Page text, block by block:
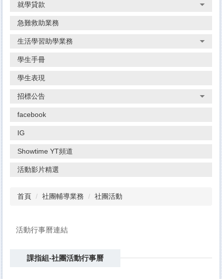
就學貸款
急難救助業務
生活學習助學業務
學生手冊
學生表現
招標公告
facebook
IG
Showtime YT頻道
活動影片精選
首頁 社團輔導業務 社團活動
活動行事曆連結
課指組-社團活動行事曆